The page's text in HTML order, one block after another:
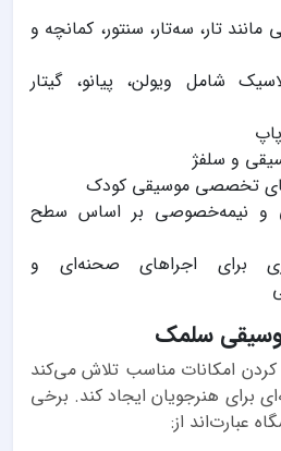
تار، سه‌تار، سنتور، کمانچه و
شامل ویولن، پیانو، گیتار
و سلفژ
تخصصی موسیقی کودک
و نیمه‌خصوصی بر اساس سطح
برای اجراهای صحنه‌ای و
سلمک
کردن امکانات مناسب تلاش می‌کند
برای هنرجویان ایجاد کند. برخی
عبارت‌اند از: